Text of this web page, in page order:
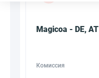
Magicoa - DE, AT
Комиссия